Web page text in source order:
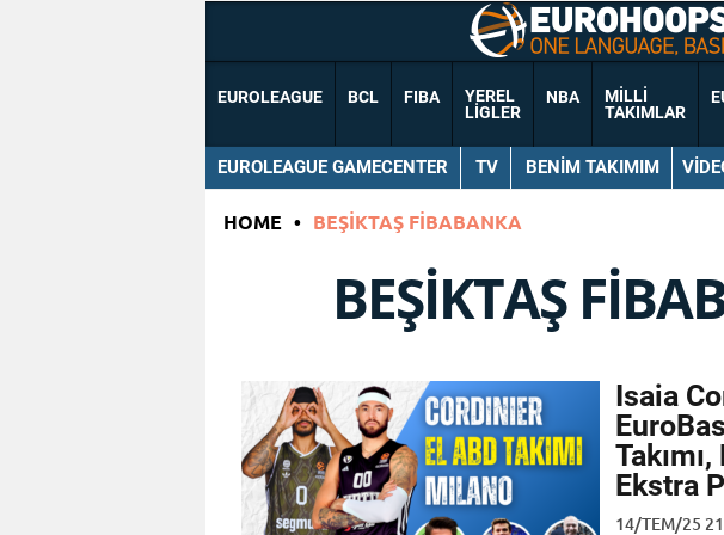
EUROLEAGUE BCL FIBA
YEREL
LIGLER
NBA
MILLI
TAKIMLAR
EUROLEAGUE GAMECENTER TV BENIM TAKIMIM
HOME • BEŞIKTAŞ FIBABANKA
BEŞIKTAŞ
Isaia
Ekstra
14/TEM/25